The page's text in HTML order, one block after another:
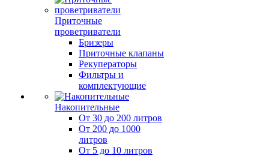
Приточные
проветриватели
Бризеры
Приточные клапаны
Рекуператоры
Фильтры и
комплектующие
Накопительные
От 30 до 200 литров
От 200 до 1000
литров
От 5 до 10 литров